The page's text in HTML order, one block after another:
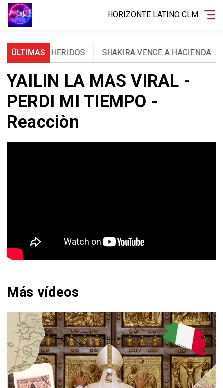
HORIZONTE LATINO CLM
ÚLTIMAS
Y 971 HERIDOS SHAKIRA VENCE A HACIENDA: LA
YAILIN LA MAS VIRAL -
PERDI MI TIEMPO -
Reacciòn
Más vídeos